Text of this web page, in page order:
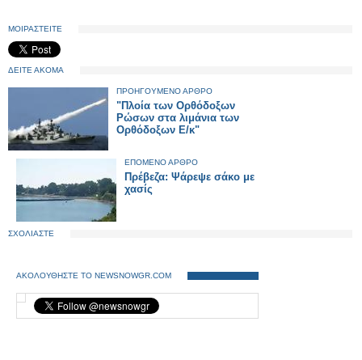
ΜΟΙΡΑΣΤΕΙΤΕ
ΔΕΙΤΕ ΑΚΟΜΑ
ΠΡΟΗΓΟΥΜΕΝΟ ΑΡΘΡΟ
"Πλοία των Ορθόδοξων
Ρώσων στα λιμάνια των
Ορθόδοξων Ε/κ"
ΕΠΟΜΕΝΟ ΑΡΘΡΟ
Πρέβεζα: Ψάρεψε σάκο με
χασίς
ΣΧΟΛΙΑΣΤΕ
ΑΚΟΛΟΥΘΗΣΤΕ ΤΟ NEWSNOWGR.COM